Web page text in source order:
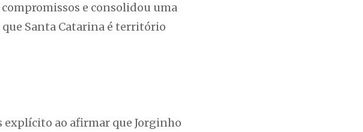
e consolidou uma
Santa Catarina é território
explícito ao afirmar que Jorginho